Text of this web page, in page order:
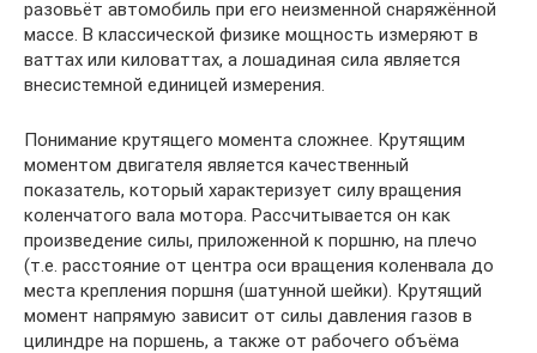
разовьёт автомобиль при его неизменной снаряжённой
массе. В классической физике мощность измеряют в
ваттах или киловаттах, а лошадиная сила является
внесистемной единицей измерения.
Понимание крутящего момента сложнее. Крутящим
моментом двигателя является качественный
показатель, который характеризует силу вращения
коленчатого вала мотора. Рассчитывается он как
произведение силы, приложенной к поршню, на плечо
(т.е. расстояние от центра оси вращения коленвала до
места крепления поршня (шатунной шейки). Крутящий
момент напрямую зависит от силы давления газов в
цилиндре на поршень, а также от рабочего объёма